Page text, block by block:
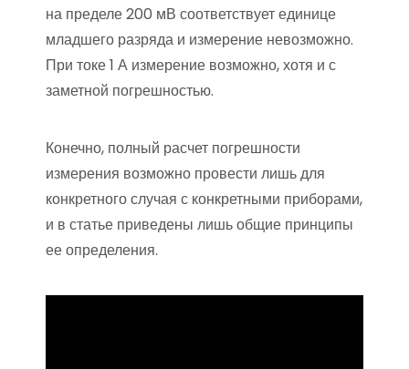
на пределе 200 мВ соответствует единице
младшего разряда и измерение невозможно.
При токе 1 А измерение возможно, хотя и с
заметной погрешностью.
Конечно, полный расчет погрешности
измерения возможно провести лишь для
конкретного случая с конкретными приборами,
и в статье приведены лишь общие принципы
ее определения.